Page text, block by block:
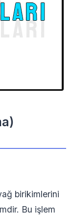
birikimlerini
Bu işlem